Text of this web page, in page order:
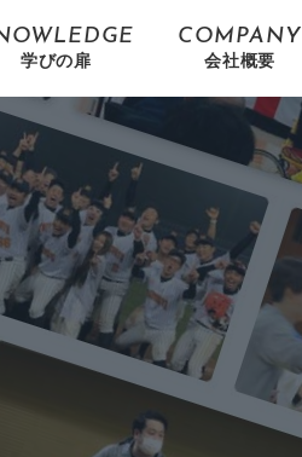
学びの扉
COMPANY
会社概要